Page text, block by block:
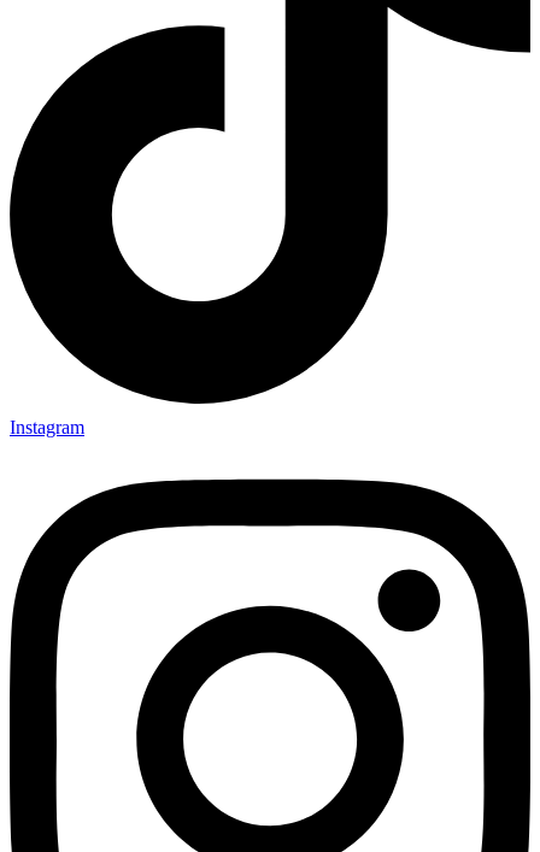
Instagram